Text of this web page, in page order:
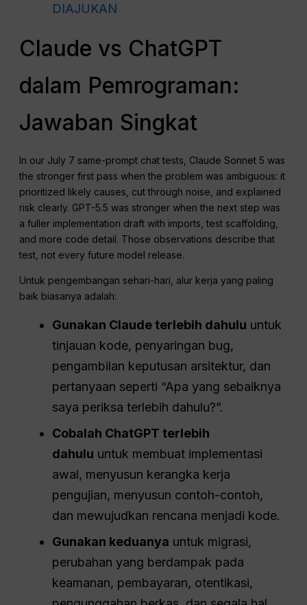
DIAJUKAN
Claude vs ChatGPT
dalam Pemrograman:
Jawaban Singkat
In our July 7 same-prompt chat tests, Claude Sonnet 5 was
the stronger first pass when the problem was ambiguous: it
prioritized likely causes, cut through noise, and explained
risk clearly. GPT-5.5 was stronger when the next step was
a fuller implementation draft with imports, test scaffolding,
and more code detail. Those observations describe that
test, not every future model release.
Untuk pengembangan sehari-hari, alur kerja yang paling
baik biasanya adalah:
Gunakan Claude terlebih dahulu untuk
tinjauan kode, penyaringan bug,
pengambilan keputusan arsitektur, dan
pertanyaan seperti “Apa yang sebaiknya
saya periksa terlebih dahulu?”.
Cobalah ChatGPT terlebih
dahulu untuk membuat implementasi
awal, menyusun kerangka kerja
pengujian, menyusun contoh-contoh,
dan mewujudkan rencana menjadi kode.
Gunakan keduanya untuk migrasi,
perubahan yang berdampak pada
keamanan, pembayaran, otentikasi,